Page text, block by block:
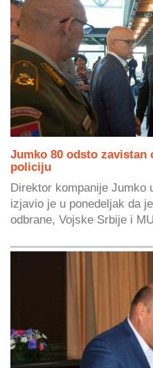
Jumko 80 odsto
policiju
Direktor kompanije Jumko
izjavio je u ponedeljak da
odbrane, Vojske Srbije i